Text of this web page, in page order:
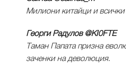
Милиони китайци и всички
Георги Радулов ‏@KI0FTE
Таман Папата призна
заченки на деволюция.